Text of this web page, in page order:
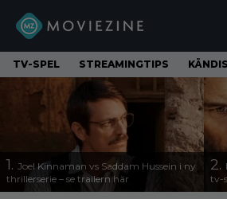
TV-SPEL STREAMINGTIPS
1. Joel Kinnaman vs Saddam Hussein i ny
thrillerserie – se trailern här
2.
tv-